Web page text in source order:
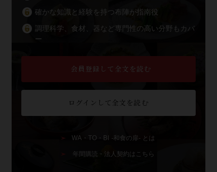
確かな知識と経験を持つ布陣が指南役
調理科学、食材、器など専門性の高い分野もカバ
ー
会員登録して全文を読む
ログインして全文を読む
WA・TO・BI -和食の扉- とは
年間購読・法人契約はこちら